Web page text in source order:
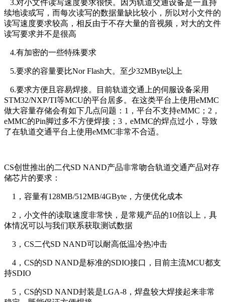
3.对小文件读写速度要求很快。因为轨道交通设备是一直持
续地读或写，而每次读写的数据量缺比较小，所以对小文件的
读写速度要求较高，相反由于不存大量的音视频，对大的文件
读写要求并不是很高
4.有加密的一些特殊要求
5.要求的容量要比Nor Flash大。至少32MByte以上
6.要求方便且容易焊接。目前轨道交通上的伺服设备采用
STM32/NXP/TI等MCU的平台居多。在这类平台上使用eMMC
做大容量存储会有如下几点问题：1，平台不支持eMMC；2，
eMMC的Pin脚过多不方便焊接；3，eMMC的焊点过小，导致
了在轨道交通平台上使用eMMC非常不合适。
CS创世推出的二代SD NAND产品非常吻合轨道交通产品对存
储芯片的要求：
1，容量有128MB/512MB/4GByte，方便优化成本
2，小文件的读取速度非常快，是常规产品的10倍以上，具
体情况可以与我们联系获取测试数据
3，CS二代SD NAND可以耐高低温冷热冲击
4，CS的SD NAND是标准的SDIO接口，目前主流MCU都支
持SDIO
5，CS的SD NAND封装是LGA-8，焊盘较大焊接起来非常